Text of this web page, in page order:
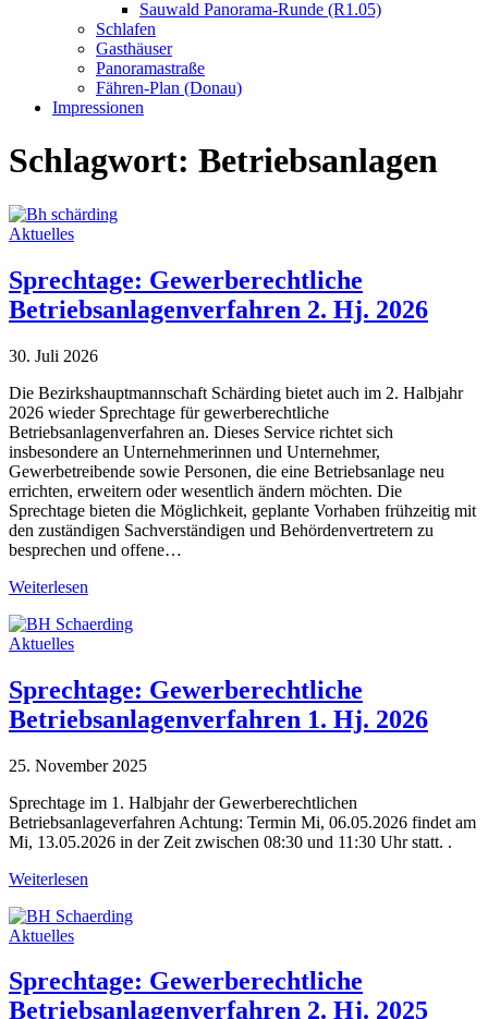
Sauwald Panorama-Runde (R1.05)
Schlafen
Gasthäuser
Panoramastraße
Fähren-Plan (Donau)
Impressionen
Schlagwort: Betriebsanlagen
Aktuelles
Sprechtage: Gewerberechtliche
Betriebsanlagenverfahren 2. Hj. 2026
30. Juli 2026
Die Bezirkshauptmannschaft Schärding bietet auch im 2. Halbjahr
2026 wieder Sprechtage für gewerberechtliche
Betriebsanlagenverfahren an. Dieses Service richtet sich
insbesondere an Unternehmerinnen und Unternehmer,
Gewerbetreibende sowie Personen, die eine Betriebsanlage neu
errichten, erweitern oder wesentlich ändern möchten. Die
Sprechtage bieten die Möglichkeit, geplante Vorhaben frühzeitig mit
den zuständigen Sachverständigen und Behördenvertretern zu
besprechen und offene…
Weiterlesen
Aktuelles
Sprechtage: Gewerberechtliche
Betriebsanlagenverfahren 1. Hj. 2026
25. November 2025
Sprechtage im 1. Halbjahr der Gewerberechtlichen
Betriebsanlageverfahren Achtung: Termin Mi, 06.05.2026 findet am
Mi, 13.05.2026 in der Zeit zwischen 08:30 und 11:30 Uhr statt. .
Weiterlesen
Aktuelles
Sprechtage: Gewerberechtliche
Betriebsanlagenverfahren 2. Hj. 2025